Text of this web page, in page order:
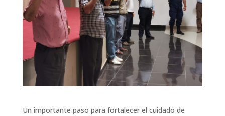
Un importante paso para fortalecer el cuidado de